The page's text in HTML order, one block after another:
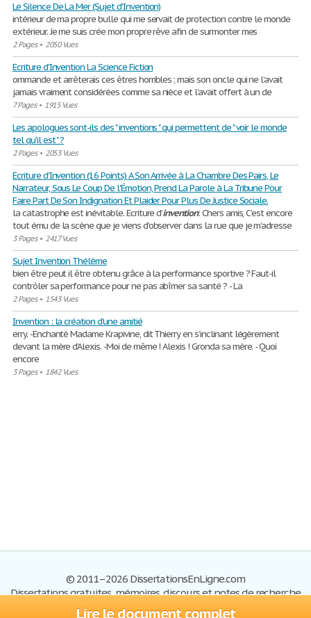
Lire le document complet
Le Silence De La Mer (Sujet d'Invention)
intérieur de ma propre bulle qui me servait de protection contre le monde
extérieur. Je me suis crée mon propre rêve afin de surmonter mes
2 Pages• 2050 Vues
Ecriture d'Invention La Science Fiction
ommande et arrêterais ces êtres horribles ; mais son oncle qui ne l’avait
jamais vraiment considérées comme sa nièce et l’avait offert à un de
7 Pages• 1915 Vues
Les apologues sont-ils des " inventions " qui permettent de " voir le monde
tel qu'il est " ?
2 Pages• 2053 Vues
Ecriture d'Invention (16 Points) A Son Arrivée à La Chambre Des Pairs, Le
Narrateur, Sous Le Coup De l'Émotion, Prend La Parole à La Tribune Pour
Faire Part De Son Indignation Et Plaider Pour Plus De Justice Sociale.
la catastrophe est inévitable. Ecriture d'invention: Chers amis, C’est encore
tout ému de la scène que je viens d’observer dans la rue que je m’adresse
3 Pages• 2417 Vues
Sujet Invention Thélème
bien être peut il être obtenu grâce à la performance sportive ? Faut-il
contrôler sa performance pour ne pas abîmer sa santé ? - La
2 Pages• 1543 Vues
Invention : la création d'une amitié
erry. -Enchanté Madame Krapivine, dit Thierry en s’inclinant légèrement
devant la mère d’Alexis. -Moi de même ! Alexis ! Gronda sa mère. - Quoi
encore
3 Pages• 1842 Vues
© 2011–2026 DissertationsEnLigne.com
Dissertations gratuites, mémoires, discours et notes de recherche